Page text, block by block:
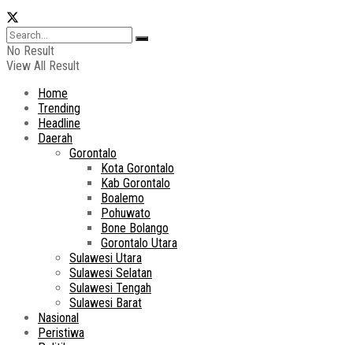
No Result
View All Result
Home
Trending
Headline
Daerah
Gorontalo
Kota Gorontalo
Kab Gorontalo
Boalemo
Pohuwato
Bone Bolango
Gorontalo Utara
Sulawesi Utara
Sulawesi Selatan
Sulawesi Tengah
Sulawesi Barat
Nasional
Peristiwa